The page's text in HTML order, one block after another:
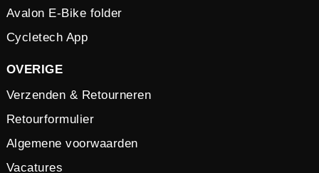
Avalon E-Bike folder
Cycletech App
OVERIGE
Verzenden & Retourneren
Retourformulier
Algemene voorwaarden
Vacatures